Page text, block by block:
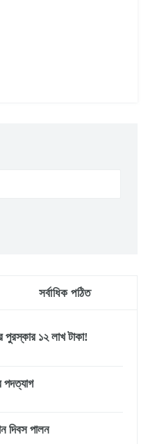
সর্বাধিক পঠিত
পুরস্কার ১২ লাখ টাকা!
পদত্যাগ
দিবস পালন